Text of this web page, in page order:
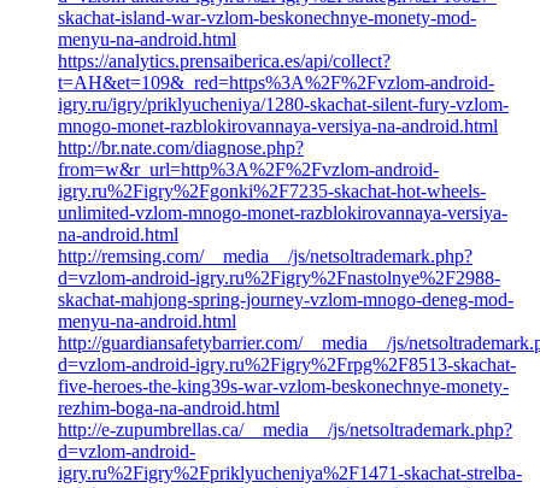
skachat-island-war-vzlom-beskonechnye-monety-mod-
menyu-na-android.html
https://analytics.prensaiberica.es/api/collect?
t=AH&et=109&_red=https%3A%2F%2Fvzlom-android-
igry.ru/igry/priklyucheniya/1280-skachat-silent-fury-vzlom-
mnogo-monet-razblokirovannaya-versiya-na-android.html
http://br.nate.com/diagnose.php?
from=w&r_url=http%3A%2F%2Fvzlom-android-
igry.ru%2Figry%2Fgonki%2F7235-skachat-hot-wheels-
unlimited-vzlom-mnogo-monet-razblokirovannaya-versiya-
na-android.html
http://remsing.com/__media__/js/netsoltrademark.php?
d=vzlom-android-igry.ru%2Figry%2Fnastolnye%2F2988-
skachat-mahjong-spring-journey-vzlom-mnogo-deneg-mod-
menyu-na-android.html
http://guardiansafetybarrier.com/__media__/js/
d=vzlom-android-igry.ru%2Figry%2Frpg%2F8513-skachat-
five-heroes-the-king39s-war-vzlom-beskonechnye-monety-
rezhim-boga-na-android.html
http://e-zupumbrellas.ca/__media__/js/netsoltrademark.php?
d=vzlom-android-
igry.ru%2Figry%2Fpriklyucheniya%2F1471-skachat-strelba-